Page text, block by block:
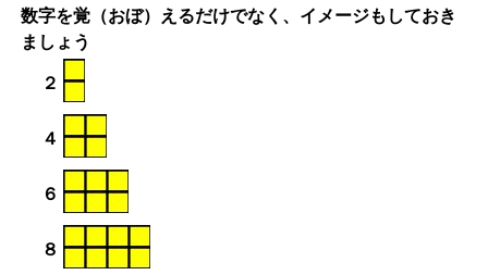
数字を覚（おぼ）えるだけでなく、イメージもしておき
ましょう
２
４
６
８